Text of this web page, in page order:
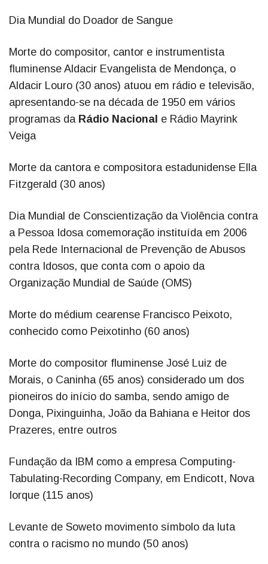
Dia Mundial do Doador de Sangue
Morte do compositor, cantor e instrumentista
fluminense Aldacir Evangelista de Mendonça, o
Aldacir Louro (30 anos) atuou em rádio e televisão,
apresentando-se na década de 1950 em vários
programas da Rádio Nacional e Rádio Mayrink
Veiga
Morte da cantora e compositora estadunidense Ella
Fitzgerald (30 anos)
Dia Mundial de Conscientização da Violência contra
a Pessoa Idosa comemoração instituída em 2006
pela Rede Internacional de Prevenção de Abusos
contra Idosos, que conta com o apoio da
Organização Mundial de Saúde (OMS)
Morte do médium cearense Francisco Peixoto,
conhecido como Peixotinho (60 anos)
Morte do compositor fluminense José Luiz de
Morais, o Caninha (65 anos) considerado um dos
pioneiros do início do samba, sendo amigo de
Donga, Pixinguinha, João da Bahiana e Heitor dos
Prazeres, entre outros
Fundação da IBM como a empresa Computing-
Tabulating-Recording Company, em Endicott, Nova
Iorque (115 anos)
Levante de Soweto movimento símbolo da luta
contra o racismo no mundo (50 anos)